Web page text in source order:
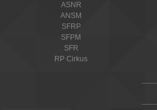
ASNR
ANSM
SFRP
SFPM
SFR
RP Cirkus